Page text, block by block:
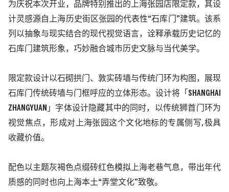
为庆祝本次开业，品牌特别推出的上海张园店限定款，其设
计灵感源自上海历史街区张园的代表性“石库门”建筑。该系
列以抽象与现实结合的现代视觉语言，诠释承载历史记忆的
石库门建筑形象，巧妙融合城市历史文脉与当代美学。
限定款设计以石砌拱门、敦实砖墙与传统门环为构图，展现
石库门传统砖墙与门框呼应的立体形态。设计将 「 SHANGHAI
ZHANGYUAN 」 字体设计隐藏其中的 同时，以传统狮首门环为
视觉焦点，形成对上海张园这个文化地标的专属侧写 ,极具
收藏价值。
配色以主题灰褐色点缀砖红色模拟上海老巷气息，带出年代
质感的同时也向上海本土“弄堂文化”致敬。